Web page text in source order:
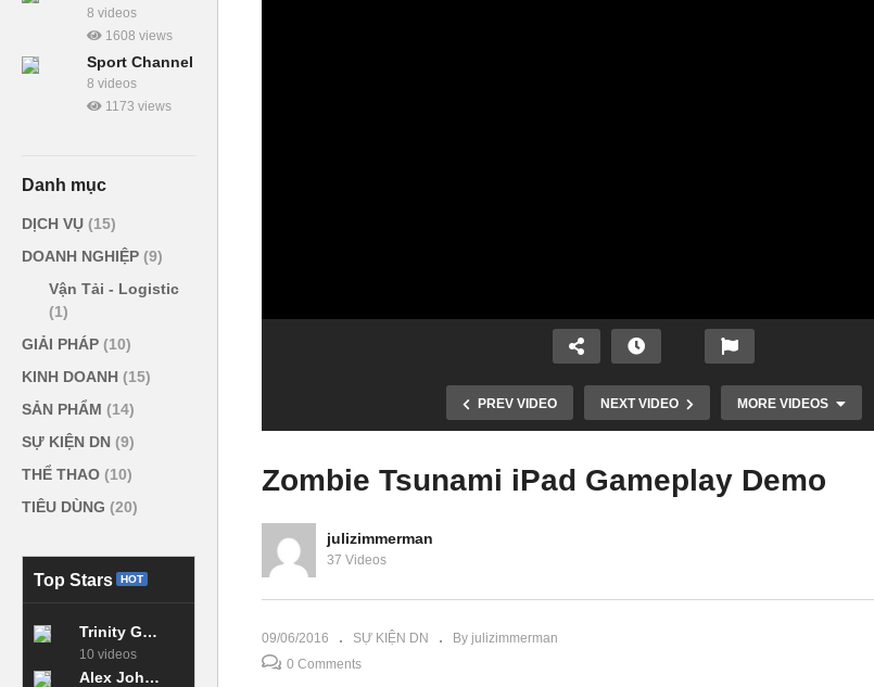
8 videos
1608 views
Sport Channel
8 videos
1173 views
Danh mục
DỊCH VỤ (15)
DOANH NGHIỆP (9)
Vận Tải - Logistic
(1)
GIẢI PHÁP (10)
KINH DOANH (15)
SẢN PHẨM (14)
SỰ KIỆN DN (9)
THỂ THAO (10)
TIÊU DÙNG (20)
Top Stars HOT
Trinity Green
10 videos
Alex Johnson
PREV VIDEO NEXT VIDEO MORE VIDEOS
Ra mắt Hội Doanh Nghiệp KV
Gòn
Gameplay Demo
Zombie Tsunami iPad Gameplay Demo
julizimmerman
37 Videos
09/06/2016 SỰ KIỆN DN
By julizimmerman
0 Comments